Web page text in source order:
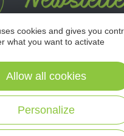
notre newsletter
inspirer pour profiter
votre séjour en
m'abonne ici
cookies and gives you
what you want to activate
Personalize
Allow all cookies